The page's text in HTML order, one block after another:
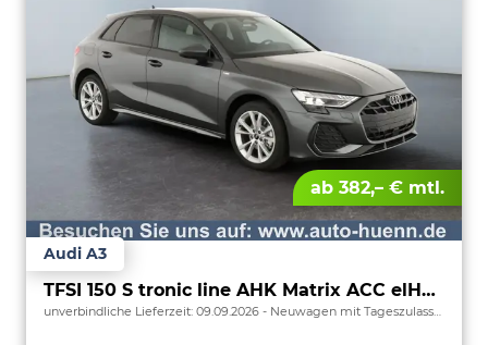
ab 382,– € mtl.
Audi A3
TFSI 150 S tronic line AHK Matrix ACC elHk SpSi 3JG
unverbindliche Lieferzeit: 09.09.2026 Neuwagen mit Tageszulassung